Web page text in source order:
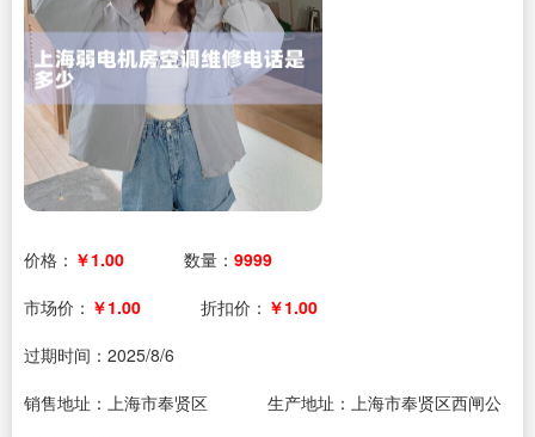
价格： ￥1.00 数量： 9999
市场价： ￥1.00 折扣价： ￥1.00
过期时间： 2025/8/6
销售地址：上海市奉贤区
生产地址：上海市奉贤区西闸公